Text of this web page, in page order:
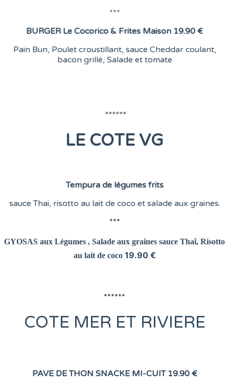
***
BURGER Le Cocorico & Frites Maison 19.90 €
Pain Bun, Poulet croustillant, sauce Cheddar coulant,
bacon grillé, Salade et tomate
******
LE COTE VG
Tempura de légumes frits
sauce Thai, risotto au lait de coco et salade aux graines.
***
GYOSAS aux Légumes , Salade aux graines sauce Thaî, Risotto
au lait de coco 19.90 €
******
COTE MER ET RIVIERE
PAVE DE THON SNACKE MI-CUIT 19.90 €